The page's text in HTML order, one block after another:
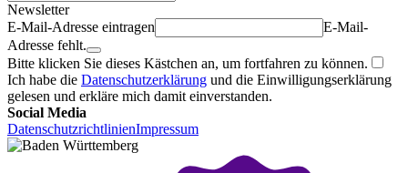
Newsletter
E-Mail-Adresse eintragen
E-Mail-
Adresse fehlt.
Bitte klicken Sie dieses Kästchen an, um fortfahren zu können.
Ich habe die Datenschutzerklärung und die Einwilligungserklärung
gelesen und erkläre mich damit einverstanden.
Social Media
DatenschutzrichtlinienImpressum